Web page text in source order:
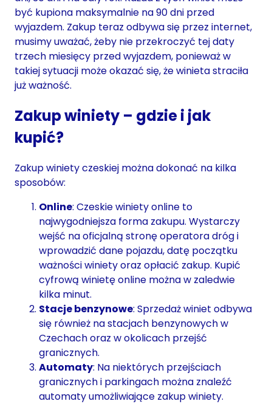
być kupiona maksymalnie na 90 dni przed
wyjazdem. Zakup teraz odbywa się przez internet,
musimy uważać, żeby nie przekroczyć tej daty
trzech miesięcy przed wyjazdem, ponieważ w
takiej sytuacji może okazać się, że winieta straciła
już ważność.
Zakup winiety – gdzie i jak
kupić?
Zakup winiety czeskiej można dokonać na kilka
sposobów:
Online: Czeskie winiety online to
najwygodniejsza forma zakupu. Wystarczy
wejść na oficjalną stronę operatora dróg i
wprowadzić dane pojazdu, datę początku
ważności winiety oraz opłacić zakup. Kupić
cyfrową winietę online można w zaledwie
kilka minut.
Stacje benzynowe: Sprzedaż winiet odbywa
się również na stacjach benzynowych w
Czechach oraz w okolicach przejść
granicznych.
Automaty: Na niektórych przejściach
granicznych i parkingach można znaleźć
automaty umożliwiające zakup winiety.